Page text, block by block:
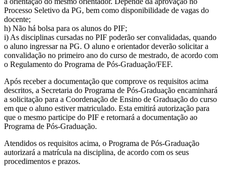
Processo Seletivo da PG, bem como disponibilidade de vagas do
docente;
h) Não há bolsa para os alunos do PIF;
i) As disciplinas cursadas no PIF poderão ser convalidadas, quando
o aluno ingressar na PG. O aluno e orientador deverão solicitar a
convalidação no primeiro ano do curso de mestrado, de acordo com
o Regulamento do Programa de Pós-Graduação/FEF.
Após receber a documentação que comprove os requisitos acima
descritos, a Secretaria do Programa de Pós-Graduação encaminhará
a solicitação para a Coordenação de Ensino de Graduação do curso
em que o aluno estiver matriculado. Esta emitirá autorização para
que o mesmo participe do PIF e retornará a documentação ao
Programa de Pós-Graduação.
Atendidos os requisitos acima, o Programa de Pós-Graduação
autorizará a matrícula na disciplina, de acordo com os seus
procedimentos e prazos.